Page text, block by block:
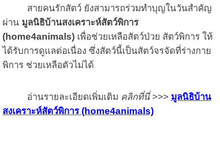
สายคนรักสัตว์ ยังสามารถร่วมทำบุญในวันสำคัญ
ผ่าน มูลนิธิบ้านสงเคราะห์สัตว์พิการ
(home4animals) เพื่อช่วยเหลือสัตว์ป่วย สัตว์พิการ ให้
ได้รับการดูแลต่อเนื่อง ซึ่งสัตว์นี้เป็นสัตว์จรจัดที่ร่างกาย
พิการ ช่วยเหลือตัวไม่ได้
อ่านรายละเอียดเพิ่มเติม คลิกที่นี่>>> มูลนิธิบ้าน
สงเคราะห์สัตว์พิการ (home4animals)